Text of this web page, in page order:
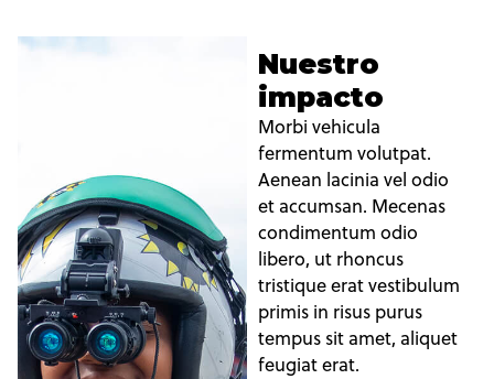
Nuestro
impacto
Morbi vehicula
fermentum volutpat.
Aenean lacinia vel odio
et accumsan. Mecenas
condimentum odio
libero, ut rhoncus
tristique erat vestibulum
primis in risus purus
tempus sit amet, aliquet
feugiat erat.